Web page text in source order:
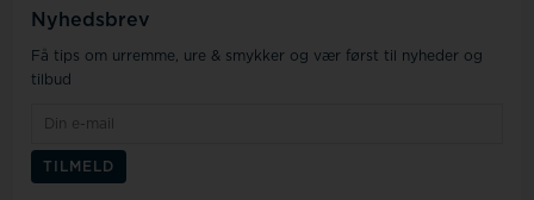
Nyhedsbrev
Få tips om urremme, ure & smykker og vær først til nyheder og
tilbud